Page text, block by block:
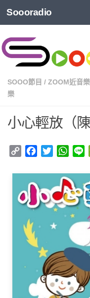
Soooradio
SOOO節目 / ZOOM近音樂
樂
小心輕放（
Copy
Facebook
Twitter